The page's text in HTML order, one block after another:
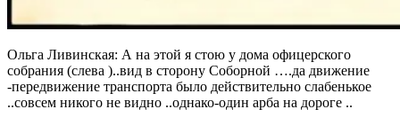
Ольга Ливинская: А на этой я стою у дома офицерского
собрания (слева )..вид в сторону Соборной ….да движение
-передвижение транспорта было действительно слабенькое
..совсем никого не видно ..однако-один арба на дороге ..